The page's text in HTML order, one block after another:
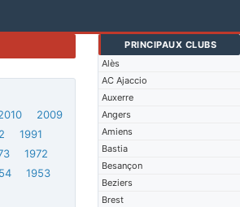
PRINCIPAUX CLUBS
Alès
AC Ajaccio
Auxerre
Angers
Amiens
Bastia
Besançon
Beziers
Brest
2009
1991
1972
1953